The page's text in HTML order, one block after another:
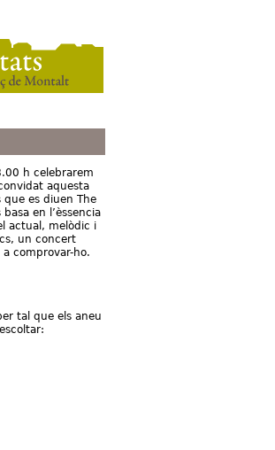
h celebrarem
aquesta
es diuen The
en l’èssencia
actual, melòdic i
un concert
comprovar-ho.
tal que els aneu